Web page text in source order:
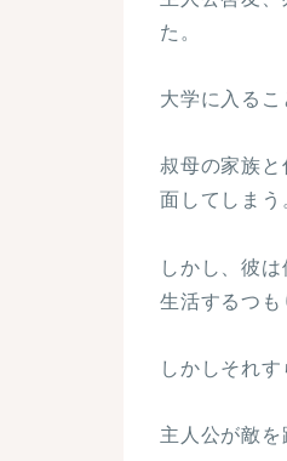
た。
大学に入るこ
叔母の家族
面してしまう
しかし、彼
生活するつも
しかしそれ
主人公が敵を